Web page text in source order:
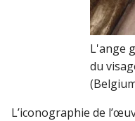
L'ange
du
L’iconographie de